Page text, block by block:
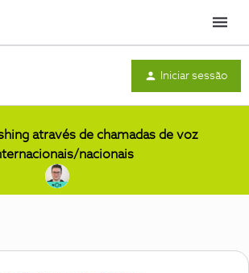
Menu
Iniciar sessão
através de chamadas de voz
nacionais